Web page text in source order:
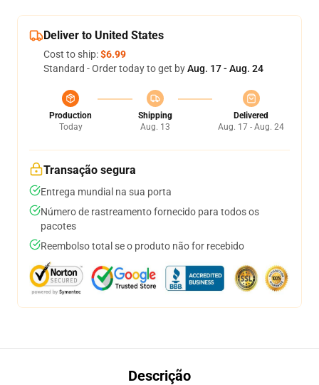
Deliver to United States
Cost to ship:$6.99
Standard - Order today to get byAug. 17 - Aug. 24
Production
Today
Shipping
Aug. 13
Delivered
Aug. 17 - Aug. 24
Transação segura
Entrega mundial na sua porta
Número de rastreamento fornecido para todos os
pacotes
Reembolso total se o produto não for recebido
Descrição